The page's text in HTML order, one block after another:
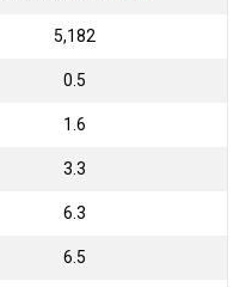
₹5,182
0.5
1.6
3.3
6.3
6.5